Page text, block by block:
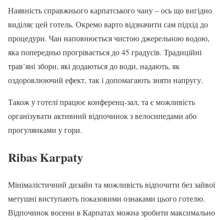
Наявність справжнього карпатського чану – ось що вигідно
виділяє цей готель. Окремо варто відзначити сам підхід до
процедури. Чан наповнюється чистою джерельною водою,
яка попередньо прогрівається до 45 градусів. Традиційні
трав’яні збори, які додаються до води, надають, як
оздоровлюючий ефект, так і допомагають зняти напругу.
Також у готелі працює конференц-зал, та є можливість
організувати активний відпочинок з велосипедами або
прогулянками у гори.
Ribas Karpaty
Мінімалістичний дизайн та можливість відпочити без зайвої
метушні виступають показовими ознаками цього готелю.
Відпочинок восени в Карпатах можна зробити максимально